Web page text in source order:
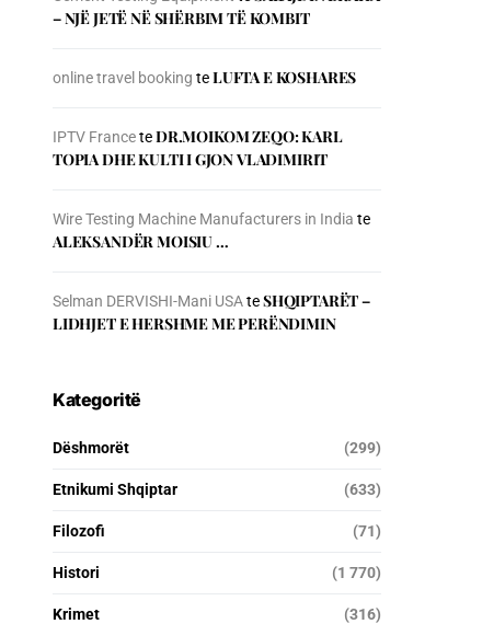
– NJЁ JETЁ NЁ SHЁRBIM TЁ KOMBIT
online travel booking teLUFTA E KOSHARES
IPTV FranceteDR.MOIKOM ZEQO: KARL
TOPIA DHE KULTI I GJON VLADIMIRIT
Wire Testing Machine Manufacturers in India te
ALEKSANDËR MOISIU …
Selman DERVISHI-Mani USAteSHQIPTARËT –
LIDHJET E HERSHME ME PERËNDIMIN
Kategoritë
Dëshmorët (299)
Etnikumi Shqiptar (633)
Filozofi (71)
Histori (1 770)
Krimet (316)